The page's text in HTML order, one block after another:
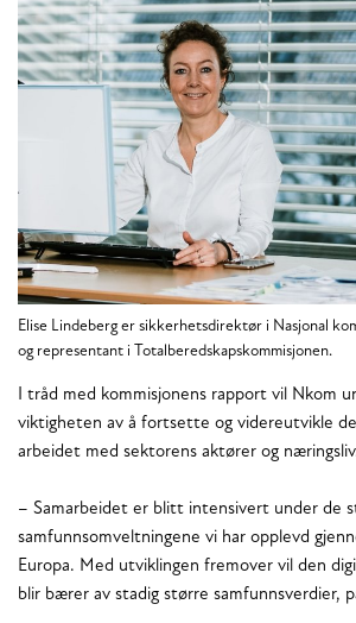
Elise Lindeberg er sikkerhetsdirektør i Nasjonal
og representant i Totalberedskapskommisjonen.
I tråd med kommisjonens rapport vil Nkom
viktigheten av å fortsette og videreutvikle
arbeidet med sektorens aktører og
– Samarbeidet er blitt intensivert under de
samfunnsomveltningene vi har opplevd
Europa. Med utviklingen fremover vil den
blir bærer av stadig større samfunnsverdier,